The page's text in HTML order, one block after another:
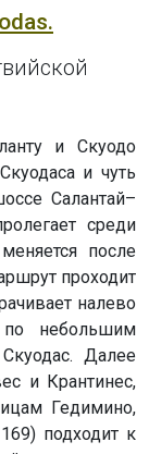
и Скуодо
и чуть
Салантай–
среди
после
проходит
налево
небольшим
Далее
и Крантинес,
Гедимино,
подходит к